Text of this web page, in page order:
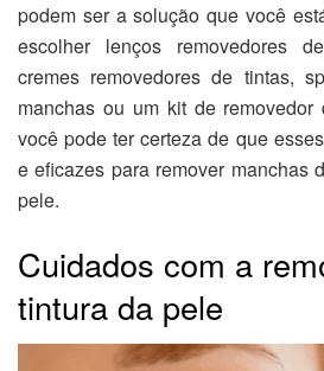
podem ser a solução que você
escolher lenços removedores
cremes removedores de tintas,
manchas ou um kit de removedor
você pode ter certeza de que
e eficazes para remover manchas
pele.
Cuidados com a
tintura da pele